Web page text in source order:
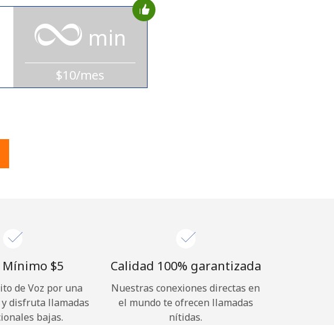
de
min
$10/mes
⁦$5⁩
de Voz por una
disfruta llamadas
bajas.
Calidad 100% garantizada
Nuestras conexiones directas en
el mundo te ofrecen llamadas
nítidas.